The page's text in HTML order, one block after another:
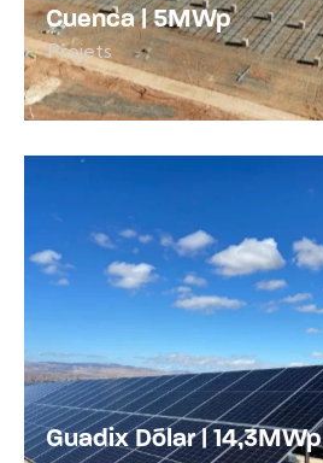
Cuenca | 5MWp
Projets
Guadix Dólar | 14,3MWp